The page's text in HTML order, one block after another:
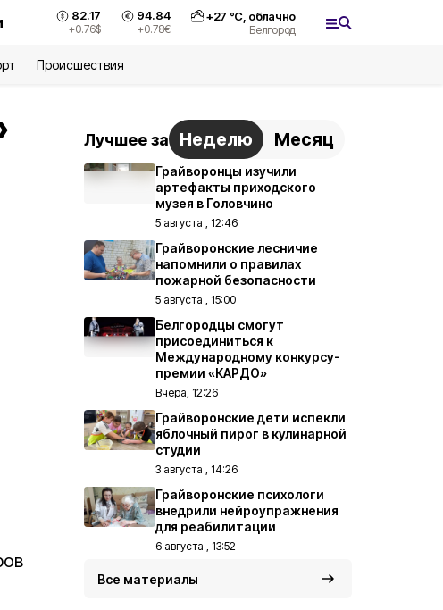
82.17
+0.76$
94.84
+0.78€
+27 °С, облачно
Белгород
Происшествия
Лучшее за Неделю Месяц
Грайворонцы изучили
артефакты приходского
музея в Головчино
5 августа , 12:46
Грайворонские лесничие
напомнили о правилах
пожарной безопасности
5 августа , 15:00
Белгородцы смогут
присоединиться к
Международному конкурсу-
премии «КАРДО»
Вчера, 12:26
Грайворонские дети испекли
яблочный пирог в кулинарной
студии
3 августа , 14:26
Грайворонские психологи
внедрили нейроупражнения
для реабилитации
6 августа , 13:52
Все материалы